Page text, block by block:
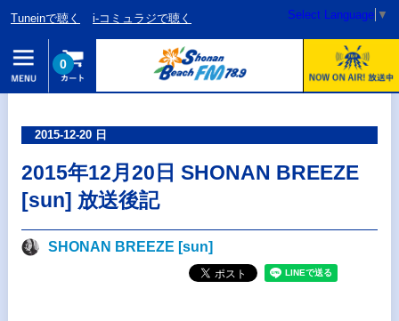
Tuneinで聴く i-コミュラジで聴く Select Language ▼
0
2015-12-20 日
2015年12月20日 SHONAN BREEZE
[sun] 放送後記
SHONAN BREEZE [sun]